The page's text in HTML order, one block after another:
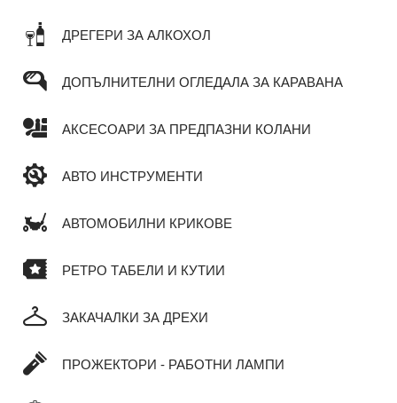
ДРЕГЕРИ ЗА АЛКОХОЛ
ДОПЪЛНИТЕЛНИ ОГЛЕДАЛА ЗА КАРАВАНА
АКСЕСОАРИ ЗА ПРЕДПАЗНИ КОЛАНИ
АВТО ИНСТРУМЕНТИ
АВТОМОБИЛНИ КРИКОВЕ
РЕТРО ТАБЕЛИ И КУТИИ
ЗАКАЧАЛКИ ЗА ДРЕХИ
ПРОЖЕКТОРИ - РАБОТНИ ЛАМПИ